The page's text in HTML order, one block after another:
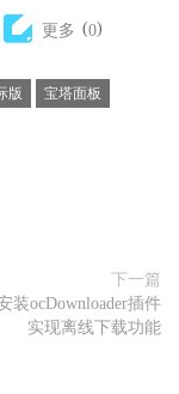
更多 (0)
版 宝塔面板
下一篇
装ocDownloader插件
实现离线下载功能